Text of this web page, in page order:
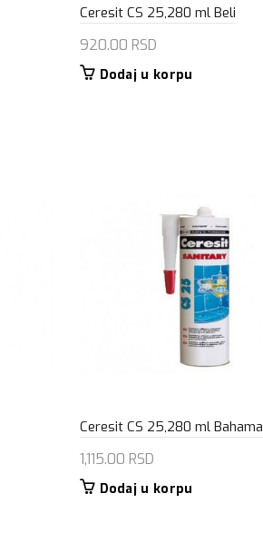
Ceresit CS 25,280 ml Beli
920.00 RSD
Dodaj u korpu
Ceresit CS 25,280 ml Bahama
1,115.00 RSD
Dodaj u korpu